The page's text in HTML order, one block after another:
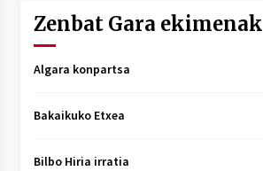
Zenbat Gara ekimenak
Algara konpartsa
Bakaikuko Etxea
Bilbo Hiria irratia